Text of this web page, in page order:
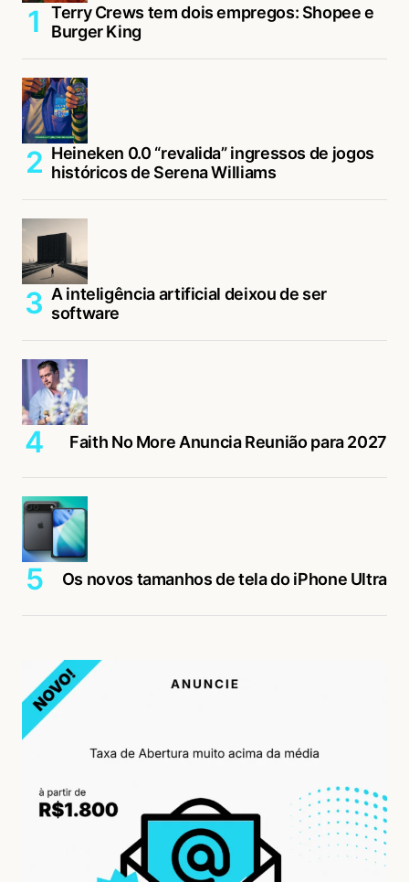
Terry Crews tem dois empregos: Shopee e
Burger King
Heineken 0.0 “revalida” ingressos de jogos
históricos de Serena Williams
A inteligência artificial deixou de ser
software
Faith No More Anuncia Reunião para 2027
Os novos tamanhos de tela do iPhone Ultra